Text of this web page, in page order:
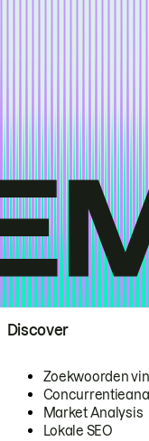
Discover
Zoekwoorden
Market Analysis
Lokale SEO